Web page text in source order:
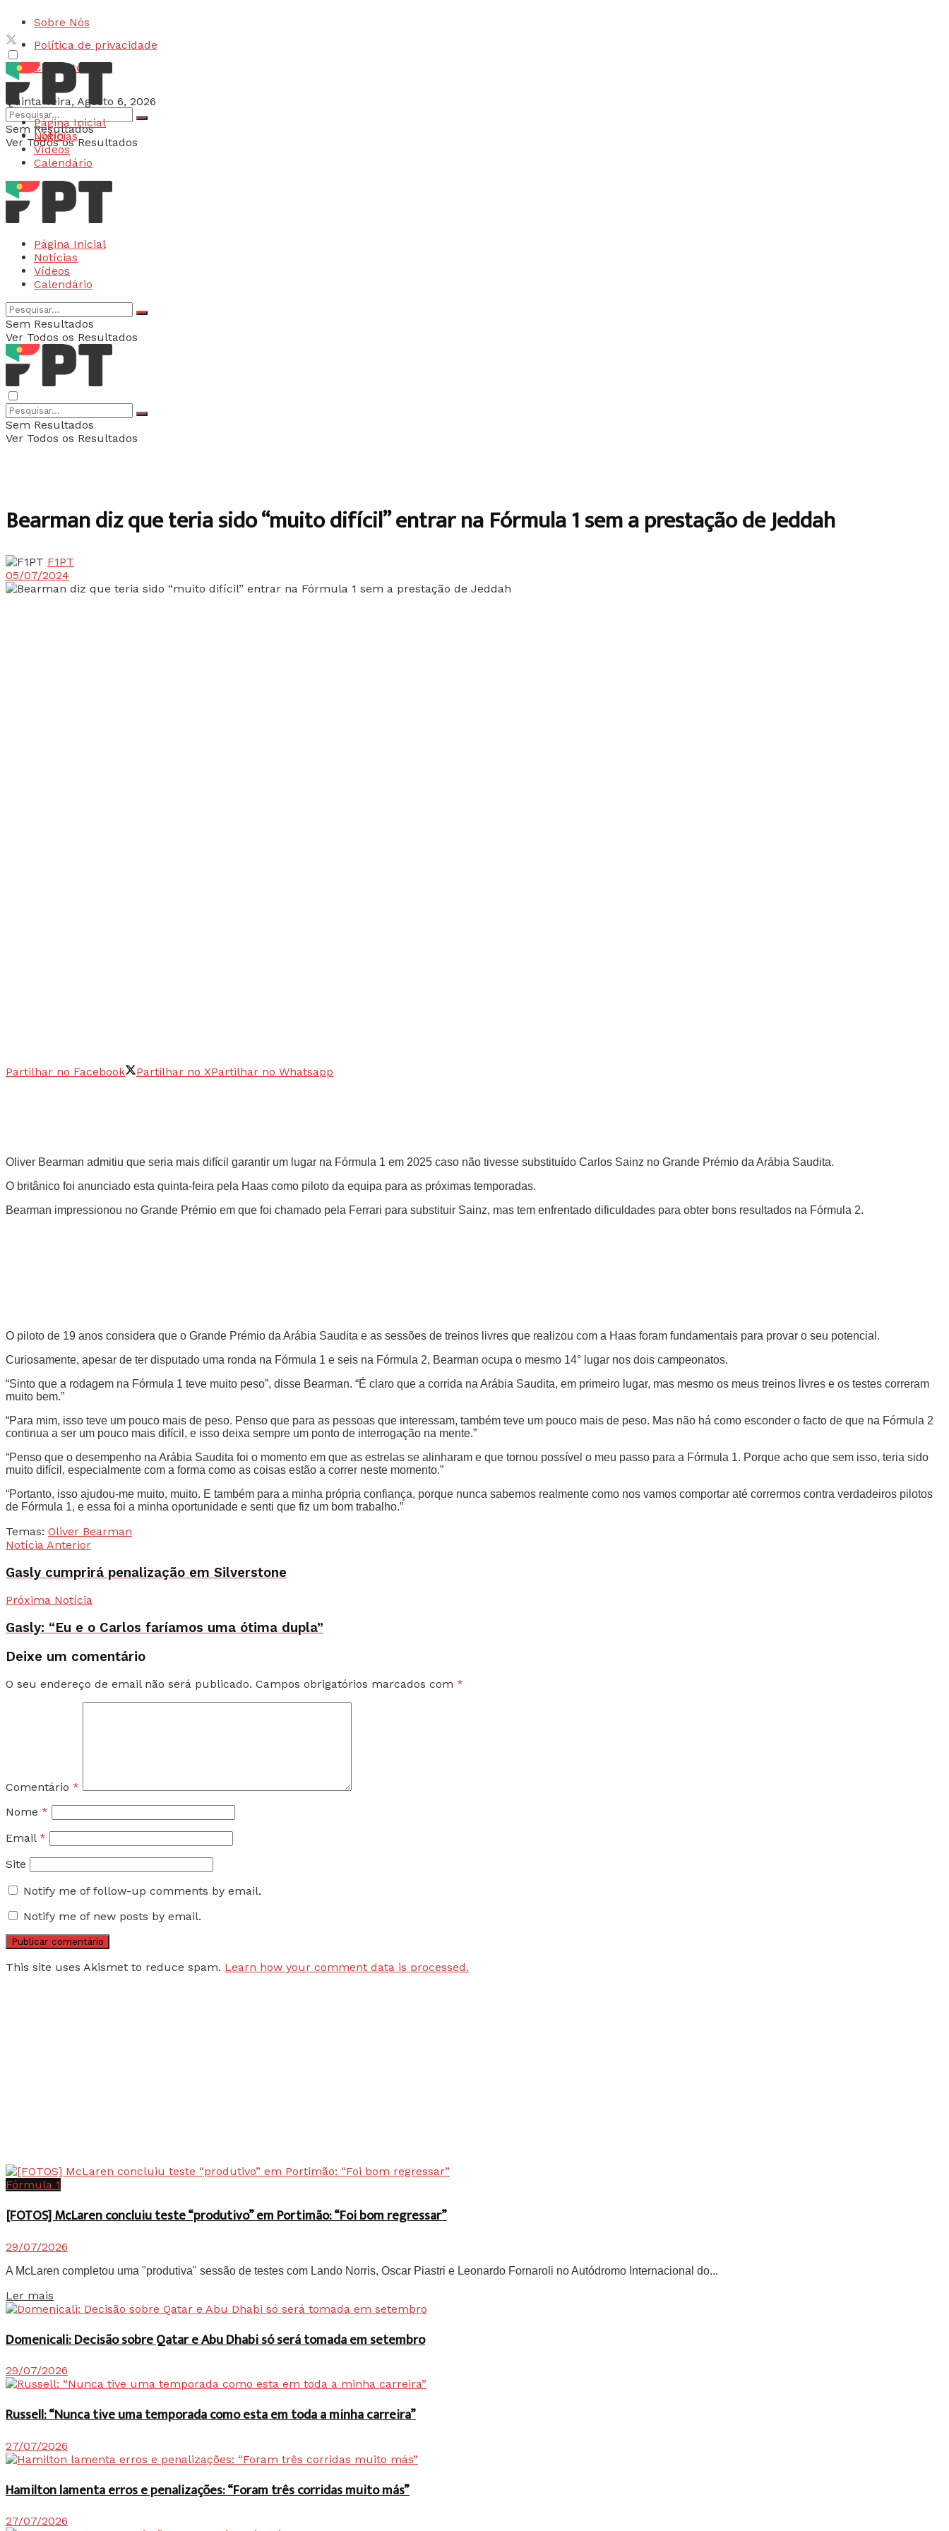
Sobre Nós
Política de privacidade
Contactos
Quinta-feira, Agosto 6, 2026
Login
Sem Resultados
Ver Todos os Resultados
Página Inicial
Notícias
Vídeos
Calendário
Página Inicial
Notícias
Vídeos
Calendário
Sem Resultados
Ver Todos os Resultados
Sem Resultados
Ver Todos os Resultados
Bearman diz que teria sido “muito difícil” entrar na Fórmula 1 sem a prestação de Jeddah
F1PT
05/07/2024
Partilhar no Facebook Partilhar no XPartilhar no Whatsapp
Oliver Bearman admitiu que seria mais difícil garantir um lugar na Fórmula 1 em 2025 caso não tivesse substituído Carlos Sainz no Grande Prémio da Arábia Saudita.
O britânico foi anunciado esta quinta-feira pela Haas como piloto da equipa para as próximas temporadas.
Bearman impressionou no Grande Prémio em que foi chamado pela Ferrari para substituir Sainz, mas tem enfrentado dificuldades para obter bons resultados na Fórmula 2.
O piloto de 19 anos considera que o Grande Prémio da Arábia Saudita e as sessões de treinos livres que realizou com a Haas foram fundamentais para provar o seu potencial.
Curiosamente, apesar de ter disputado uma ronda na Fórmula 1 e seis na Fórmula 2, Bearman ocupa o mesmo 14° lugar nos dois campeonatos.
“Sinto que a rodagem na Fórmula 1 teve muito peso”, disse Bearman. “É claro que a corrida na Arábia Saudita, em primeiro lugar, mas mesmo os meus treinos livres e os testes correram
muito bem.”
“Para mim, isso teve um pouco mais de peso. Penso que para as pessoas que interessam, também teve um pouco mais de peso. Mas não há como esconder o facto de que na Fórmula 2
continua a ser um pouco mais difícil, e isso deixa sempre um ponto de interrogação na mente.”
“Penso que o desempenho na Arábia Saudita foi o momento em que as estrelas se alinharam e que tornou possível o meu passo para a Fórmula 1. Porque acho que sem isso, teria sido
muito difícil, especialmente com a forma como as coisas estão a correr neste momento.”
“Portanto, isso ajudou-me muito, muito. E também para a minha própria confiança, porque nunca sabemos realmente como nos vamos comportar até corrermos contra verdadeiros pilotos
de Fórmula 1, e essa foi a minha oportunidade e senti que fiz um bom trabalho.”
Temas: Oliver Bearman
Notícia Anterior
Gasly cumprirá penalização em Silverstone
Próxima Notícia
Gasly: “Eu e o Carlos faríamos uma ótima dupla”
Deixe um comentário
O seu endereço de email não será publicado. Campos obrigatórios marcados com *
Comentário *
Nome *
Email *
Site
Notify me of follow-up comments by email.
Notify me of new posts by email.
This site uses Akismet to reduce spam. Learn how your comment data is processed.
Fórmula 1
[FOTOS] McLaren concluiu teste “produtivo” em Portimão: “Foi bom regressar”
29/07/2026
A McLaren completou uma "produtiva" sessão de testes com Lando Norris, Oscar Piastri e Leonardo Fornaroli no Autódromo Internacional do...
Ler mais
Domenicali: Decisão sobre Qatar e Abu Dhabi só será tomada em setembro
29/07/2026
Russell: “Nunca tive uma temporada como esta em toda a minha carreira”
27/07/2026
Hamilton lamenta erros e penalizações: “Foram três corridas muito más”
27/07/2026